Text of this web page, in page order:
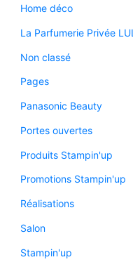
Home déco
La Parfumerie Privée
Non classé
Pages
Panasonic Beauty
Portes ouvertes
Produits Stampin'up
Promotions Stampin'up
Réalisations
Salon
Stampin'up